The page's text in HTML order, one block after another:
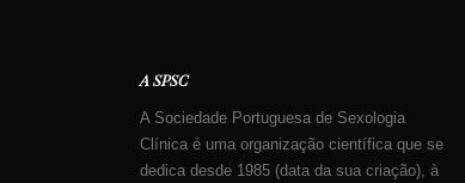
A SPSC
A Sociedade Portuguesa de Sexologia
Clínica é uma organização científica que se
dedica desde 1985 (data da sua criação), à